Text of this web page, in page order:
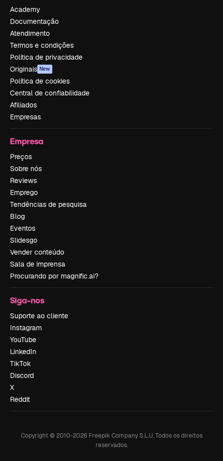
Academy
Documentação
Atendimento
Termos e condições
Política de privacidade
Originais New
Política de cookies
Central de confiabilidade
Afiliados
Empresas
Empresa
Preços
Sobre nós
Reviews
Emprego
Tendências de pesquisa
Blog
Eventos
Slidesgo
Vender conteúdo
Sala de imprensa
Procurando por magnific.ai?
Siga-nos
Suporte ao cliente
Instagram
YouTube
LinkedIn
TikTok
Discord
X
Reddit
Copyright © 2010-2026Freepik Company S.L.U. Todos os direitos
reservados.